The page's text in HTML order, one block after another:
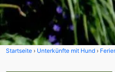
Startseite Unterkünfte mit Hund